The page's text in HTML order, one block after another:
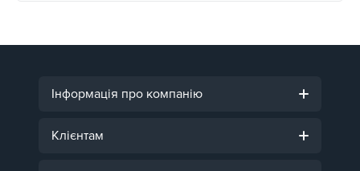
Інформація про компанію
Клієнтам